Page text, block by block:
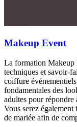
Makeup Event
La formation Makeup
techniques et savoir-
coiffure
fondamentales des
adultes pour répondre
Vous serez
de mariée afin de